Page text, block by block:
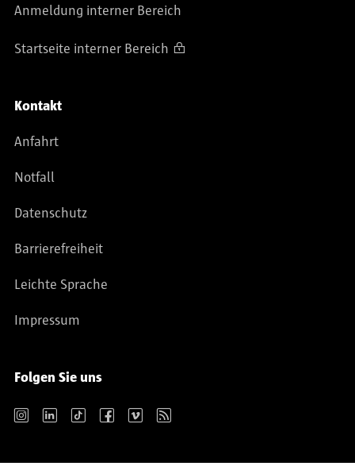
Anmeldung interner Bereich
Startseite interner Bereich
Kontakt
Anfahrt
Notfall
Datenschutz
Barrierefreiheit
Leichte Sprache
Impressum
Folgen Sie uns
Instagram LinkedIn TikTok Facebook Vimeo RSS